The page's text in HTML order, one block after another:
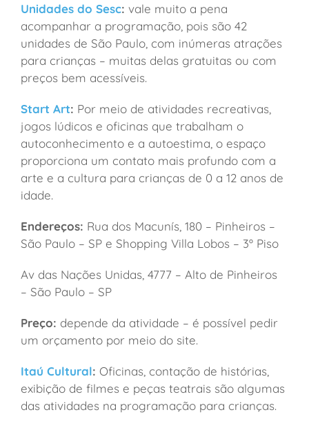
Unidades do Sesc: vale muito a pena
acompanhar a programação, pois são 42
unidades de São Paulo, com inúmeras atrações
para crianças – muitas delas gratuitas ou com
preços bem acessíveis.
Start Art: Por meio de atividades recreativas,
jogos lúdicos e oficinas que trabalham o
autoconhecimento e a autoestima, o espaço
proporciona um contato mais profundo com a
arte e a cultura para crianças de 0 a 12 anos de
idade.
Endereços: Rua dos Macunís, 180 – Pinheiros –
São Paulo – SP e Shopping Villa Lobos – 3º Piso
Av das Nações Unidas, 4777 – Alto de Pinheiros
– São Paulo – SP
Preço: depende da atividade – é possível pedir
um orçamento por meio do site.
Itaú Cultural: Oficinas, contação de histórias,
exibição de filmes e peças teatrais são algumas
das atividades na programação para crianças.